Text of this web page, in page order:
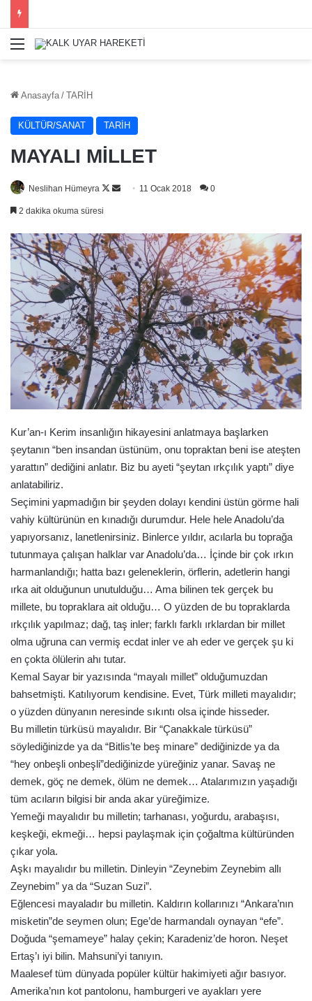
Menü
Anasayfa / TARİH
KÜLTÜR/SANAT TARİH
MAYALI MİLLET
Neslihan Hümeyra
Follow
Bir
göndermek
11 Ocak 2018 0
2 dakika okuma süresi
Kur’an-ı Kerim insanlığın hikayesini anlatmaya başlarken
şeytanın “ben insandan üstünüm, onu topraktan beni ise ateşten
yarattın” dediğini anlatır. Biz bu ayeti “şeytan ırkçılık yaptı” diye
anlatabiliriz.
Seçimini yapmadığın bir şeyden dolayı kendini üstün görme hali
vahiy kültürünün en kınadığı durumdur. Hele hele Anadolu’da
yapıyorsanız, lanetlenirsiniz. Binlerce yıldır, acılarla bu toprağa
tutunmaya çalışan halklar var Anadolu’da… İçinde bir çok ırkın
harmanlandığı; hatta bazı geleneklerin, örflerin, adetlerin hangi
ırka ait olduğunun unutulduğu… Ama bilinen tek gerçek bu
millete, bu topraklara ait olduğu… O yüzden de bu topraklarda
ırkçılık yapılmaz; dağ, taş inler; farklı farklı ırklardan bir millet
olma uğruna can vermiş ecdat inler ve ah eder ve gerçek şu ki
en çokta ölülerin ahı tutar.
Kemal Sayar bir yazısında “mayalı millet” olduğumuzdan
bahsetmişti. Katılıyorum kendisine. Evet, Türk milleti mayalıdır;
o yüzden dünyanın neresinde sıkıntı olsa içinde hisseder.
Bu milletin türküsü mayalıdır. Bir “Çanakkale türküsü”
söylediğinizde ya da “Bitlis’te beş minare” dediğinizde ya da
“hey onbeşli onbeşli”dediğinizde yüreğiniz yanar. Savaş ne
demek, göç ne demek, ölüm ne demek… Atalarımızın yaşadığı
tüm acıların bilgisi bir anda akar yüreğimize.
Yemeği mayalıdır bu milletin; tarhanası, yoğurdu, arabaşısı,
keşkeği, ekmeği… hepsi paylaşmak için çoğaltma kültüründen
çıkar yola.
Aşkı mayalıdır bu milletin. Dinleyin “Zeynebim Zeynebim allı
Zeynebim” ya da “Suzan Suzi”.
Eğlencesi mayaladır bu milletin. Kaldırın kollarınızı “Ankara’nın
misketin”de seymen olun; Ege’de harmandalı oynayan “efe”.
Doğuda “şemameye” halay çekin; Karadeniz’de horon. Neşet
Ertaş’ı iyi bilin. Mahsuni’yi tanıyın.
Maalesef tüm dünyada popüler kültür hakimiyeti ağır basıyor.
Amerika’nın kot pantolonu, hamburgeri ve ayakları yere